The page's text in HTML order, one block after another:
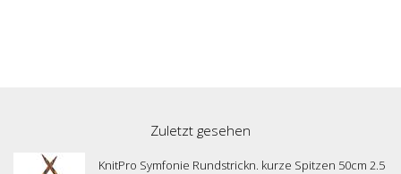
Zuletzt gesehen
KnitPro Symfonie Rundstrickn. kurze Spitzen 50cm 2.5